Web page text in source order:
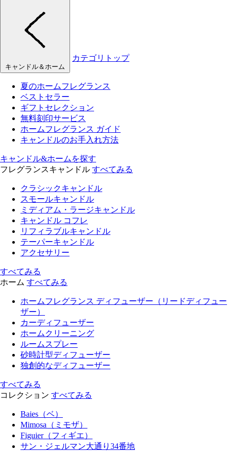
キャンドル＆ホーム
カテゴリトップ
夏のホームフレグランス
ベストセラー
ギフトセレクション
無料刻印サービス
ホームフレグランス ガイド
キャンドルのお手入れ方法
キャンドル&ホームを探す
フレグランスキャンドル すべてみる
クラシックキャンドル
スモールキャンドル
ミディアム・ラージキャンドル
キャンドル コフレ
リフィラブルキャンドル
テーパーキャンドル
アクセサリー
すべてみる
ホーム すべてみる
ホームフレグランス ディフューザー（リードディフュー
ザー）
カーディフューザー
ホームクリーニング
ルームスプレー
砂時計型ディフューザー
独創的なディフューザー
すべてみる
コレクション すべてみる
Baies（ベ）
Mimosa（ミモザ）
Figuier（フィギエ）
サン・ジェルマン大通り34番地